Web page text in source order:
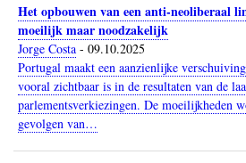
Het opbouwen van een anti-neoliberaal
moeilijk maar noodzakelijk
Jorge Costa - 09.10.2025
Portugal maakt een aanzienlijke
vooral zichtbaar is in de resultaten van de
parlementsverkiezingen. De moeilijkheden
gevolgen van…